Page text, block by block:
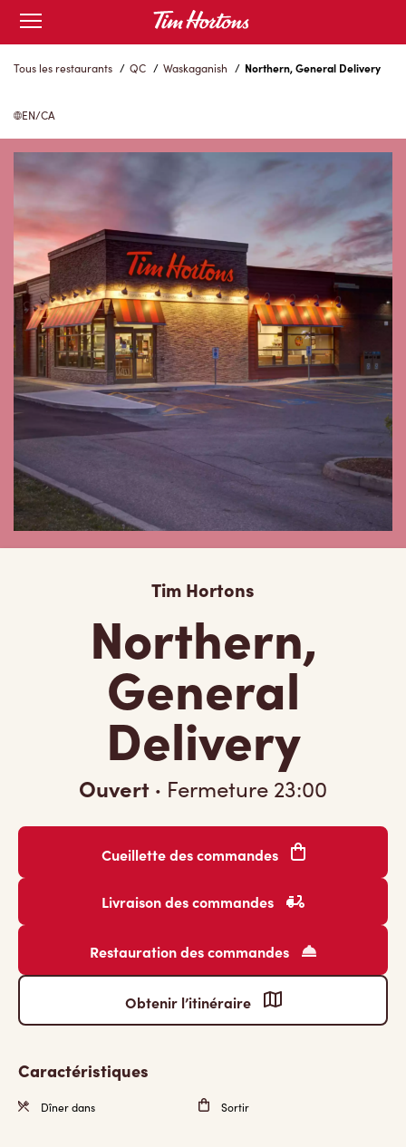
Skip
Content
Open
mobile
menu
Tous les restaurants / QC / Waskaganish / Northern, General Delivery
EN/CA
Tim Hortons
Northern,
General
Delivery
Ouvert · Fermeture 23:00
Cueillette des commandes
Livraison des commandes
Restauration des commandes
Obtenir l’itinéraire
Caractéristiques
Dîner dans Sortir